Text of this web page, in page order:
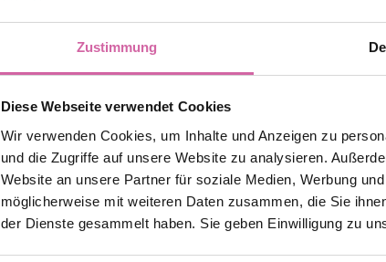
Zustimmung
Diese Webseite verwendet Cookies
Wir verwenden Cookies, um Inhalte und Anzeigen zu
und die Zugriffe auf unsere Website zu analysieren.
Website an unsere Partner für soziale Medien, Werbung
möglicherweise mit weiteren Daten zusammen, die Sie
der Dienste gesammelt haben. Sie geben Einwilligung zu